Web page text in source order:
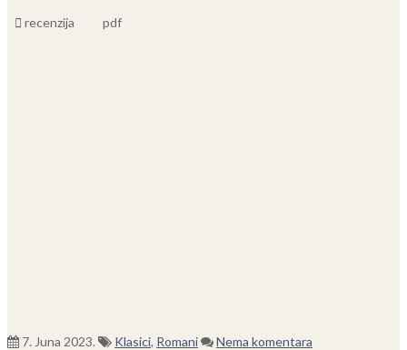
recenzija pdf
7. Juna 2023. Klasici, Romani Nema komentara